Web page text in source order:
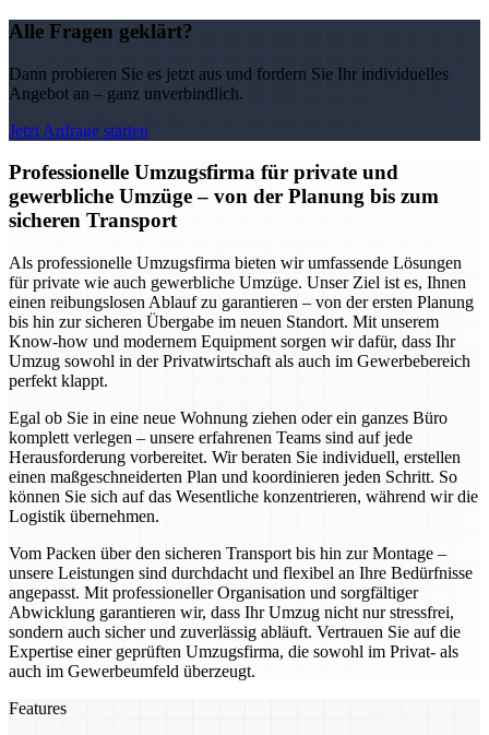
Alle Fragen geklärt?
Dann probieren Sie es jetzt aus und fordern Sie Ihr individuelles
Angebot an – ganz unverbindlich.
Jetzt Anfrage starten
Professionelle Umzugsfirma für private und
gewerbliche Umzüge – von der Planung bis zum
sicheren Transport
Als professionelle Umzugsfirma bieten wir umfassende Lösungen
für private wie auch gewerbliche Umzüge. Unser Ziel ist es, Ihnen
einen reibungslosen Ablauf zu garantieren – von der ersten Planung
bis hin zur sicheren Übergabe im neuen Standort. Mit unserem
Know-how und modernem Equipment sorgen wir dafür, dass Ihr
Umzug sowohl in der Privatwirtschaft als auch im Gewerbebereich
perfekt klappt.
Egal ob Sie in eine neue Wohnung ziehen oder ein ganzes Büro
komplett verlegen – unsere erfahrenen Teams sind auf jede
Herausforderung vorbereitet. Wir beraten Sie individuell, erstellen
einen maßgeschneiderten Plan und koordinieren jeden Schritt. So
können Sie sich auf das Wesentliche konzentrieren, während wir die
Logistik übernehmen.
Vom Packen über den sicheren Transport bis hin zur Montage –
unsere Leistungen sind durchdacht und flexibel an Ihre Bedürfnisse
angepasst. Mit professioneller Organisation und sorgfältiger
Abwicklung garantieren wir, dass Ihr Umzug nicht nur stressfrei,
sondern auch sicher und zuverlässig abläuft. Vertrauen Sie auf die
Expertise einer geprüften Umzugsfirma, die sowohl im Privat- als
auch im Gewerbeumfeld überzeugt.
Features